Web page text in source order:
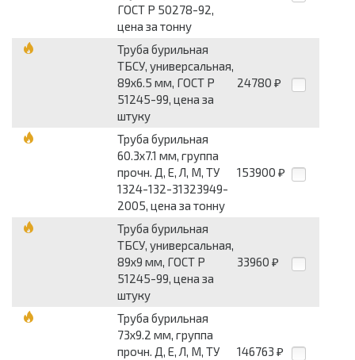
ГОСТ Р 50278-92,
цена за тонну
Труба бурильная
ТБСУ, универсальная,
89х6.5 мм, ГОСТ Р
51245-99, цена за
штуку
24780 ₽
Труба бурильная
60.3х7.1 мм, группа
прочн. Д, Е, Л, М, ТУ
1324-132-31323949-
2005, цена за тонну
153900 ₽
Труба бурильная
ТБСУ, универсальная,
89х9 мм, ГОСТ Р
51245-99, цена за
штуку
33960 ₽
Труба бурильная
73х9.2 мм, группа
прочн. Д, Е, Л, М, ТУ
146763 ₽